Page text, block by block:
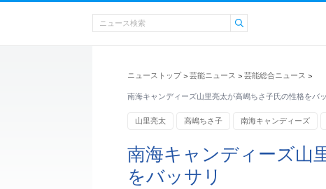
ニューストップ > 芸能ニュース > 芸能総合ニュース >
南海キャンディーズ山里亮太が高嶋ちさ子氏の性格をバ
山里亮太 高嶋ちさ子 南海キャンディーズ
南海キャンディーズ山
をバッサリ